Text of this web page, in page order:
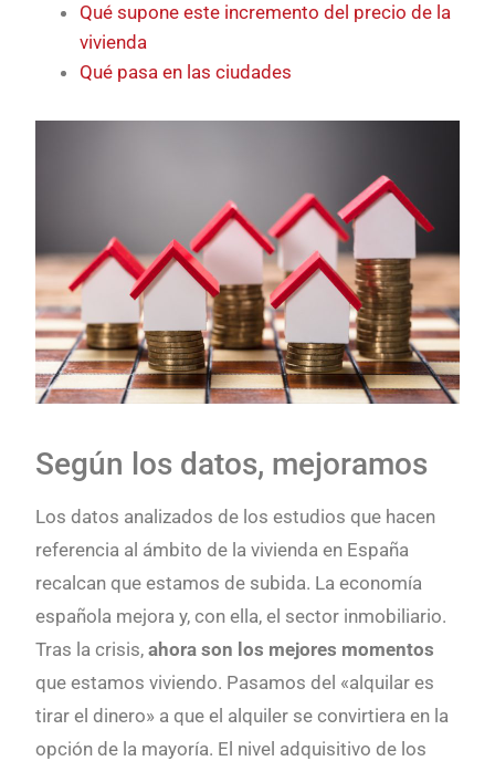
Qué supone este incremento del precio de la
vivienda
Qué pasa en las ciudades
Según los datos, mejoramos
Los datos analizados de los estudios que hacen
referencia al ámbito de la vivienda en España
recalcan que estamos de subida. La economía
española mejora y, con ella, el sector inmobiliario.
Tras la crisis,ahora son los mejores momentos
que estamos viviendo. Pasamos del «alquilar es
tirar el dinero» a que el alquiler se convirtiera en la
opción de la mayoría. El nivel adquisitivo de los